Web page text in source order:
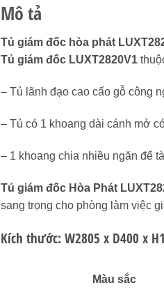
Mô tả
Tủ giám đốc hòa phát
Tủ giám đốc LUXT2820V1
– Tủ lãnh đạo cao cấo gỗ công
– Tủ có 1 khoang dài cánh mở
– 1 khoang chia nhiều ngăn để
Tủ giám đốc Hòa Phát
sang trọng cho phòng làm việc
Kích thước: W2805 x D400 x
Màu sắc